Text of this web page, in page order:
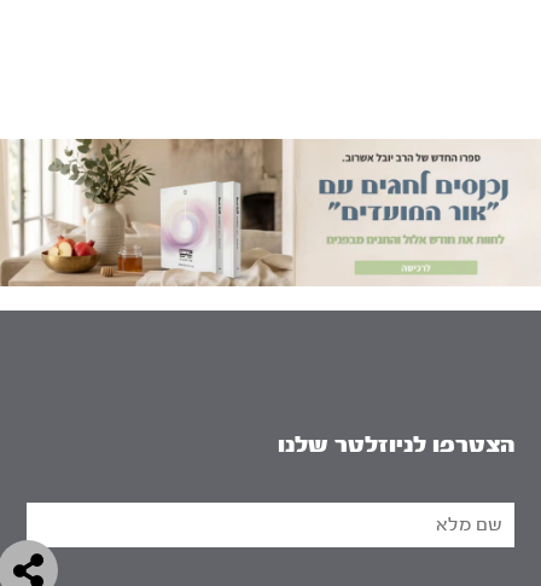
הצטרפו לניוזלטר שלנו